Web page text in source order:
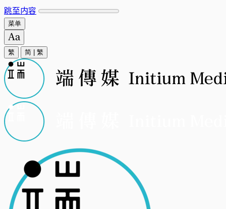
跳至内容
菜单
繁 简 繁